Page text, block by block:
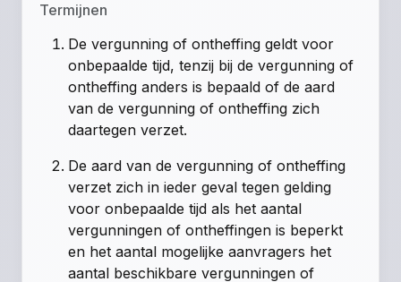
Termijnen
De vergunning of ontheffing geldt voor
onbepaalde tijd, tenzij bij de vergunning of
ontheffing anders is bepaald of de aard
van de vergunning of ontheffing zich
daartegen verzet.
De aard van de vergunning of ontheffing
verzet zich in ieder geval tegen gelding
voor onbepaalde tijd als het aantal
vergunningen of ontheffingen is beperkt
en het aantal mogelijke aanvragers het
aantal beschikbare vergunningen of